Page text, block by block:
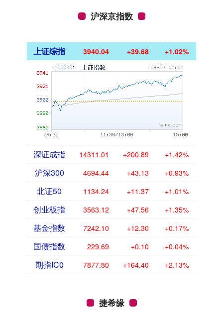
沪深京指数
上证综指 3940.04 +39.68 +1.02%
深证成指 14311.01 +200.89 +1.42%
沪深300 4694.44 +43.13 +0.93%
北证50 1134.24 +11.37 +1.01%
创业板指 3563.12 +47.56 +1.35%
基金指数 7242.10 +12.30 +0.17%
国债指数 229.69 +0.10 +0.04%
期指IC0 7877.80 +164.40 +2.13%
捷希缘